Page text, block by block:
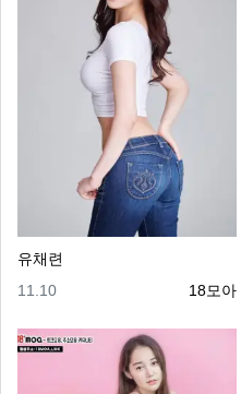
유채련
등록자
18모아
등록일
11.10